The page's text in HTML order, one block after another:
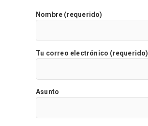
Nombre (requerido)
Tu correo electrónico (requerido)
Asunto